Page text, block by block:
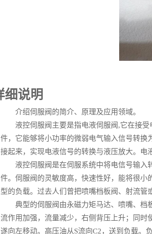
细说明
介绍伺服阀的简介、原理及应用领域。
液控伺服阀主要是指电液伺服阀,它在接受
件，它能够将小功率的微弱电气输入信号转
接起来，实现电液信号的转换与液压放大。电
液控伺服阀是在伺服系统中将电信号输入
件。伺服阀的灵敏度高，快速性好，能将很
型的负载。过去人们曾把喷嘴档板阀、射流管
典型的伺服阀由永磁力矩马达、喷嘴、档
流作用加强，流量减少，右侧背压上升；同
遂向左移动。高压油从S流向C2，送到负载。